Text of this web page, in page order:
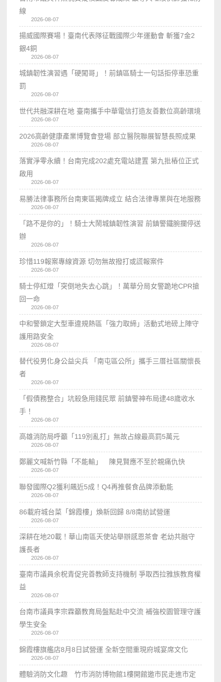
線
2026-08-07
揚威國際賽場！臺南代表隊征戰國際少年運動會 斬獲7金2
銀4銅
2026-08-07
城鎮韌性演習遇「硬闖哥」！前鎮區騎士一句話拒停車恐重
罰
2026-08-07
世代共融深耕在地 臺南攜手中華電信打造友善數位高齡環境
2026-08-07
2026高齡健康產業博覽會登場 部立醫院聯展智慧長照成果
2026-08-07
落實淨零永續！台南完成202處充電站建置 第九批樁位正式
啟用
2026-08-07
易勝法律事務所台南東區揭牌成立 結合法律專業與在地服務
2026-08-07
「路不是你的」！騎士大鬧城鎮韌性演習 前鎮警鐵腕攔停送
辦
2026-08-07
珍惜119報案專線資源 切勿無故撥打或謊報案件
2026-08-07
騎士停紅燈「突倒地失去心跳」！萬華分局女警跪地CPR搶
回一命
2026-08-07
中和警鎖定大型車違規熱區「強力取締」活動式地磅上陣守
護用路安全
2026-08-07
替代役男化身公益尖兵 「南屯區公所」攜手三厝社區關懷長
者
2026-08-07
「假債務整合」坑殺急用錢民眾 前鎮警神布局逮48歲收水
手！
2026-08-07
高雄消防局呼籲「119別亂打」無故占線最高罰5萬元
2026-08-07
鄭麗文喊新竹縣「不能輸」 陳見賢應不至於親痛仇快
2026-08-07
聯發國際Q2獲利飆近5成！Q4再推餐食品牌添動能
2026-08-07
86載府城台菜「錦霞樓」煥新回歸 8/8南紡試營運
2026-08-07
深耕在地20載！華山南區天使站舉辦感恩茶會 老幼共融守
護長者
2026-08-07
臺南市議員余柷青促完善教師支持機制 爭取西拉雅族教育權
益
2026-08-07
台南市議員李宗霖籲教育局盤點赴中交流 補強校園管理守護
學生安全
2026-08-07
錦霞樓旗艦店8月8日試營運 全新空間重現府城宴席文化
2026-08-07
體驗消防文化趣 竹市消防博物館1樓開館邀市民走進市定